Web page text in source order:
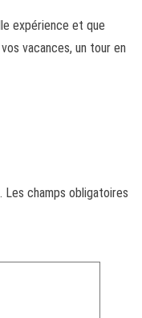
expérience et que
vacances, un tour en
Les champs obligatoires